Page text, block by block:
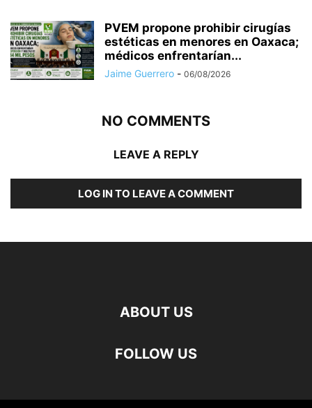
PVEM propone prohibir cirugías
estéticas en menores en Oaxaca;
médicos enfrentarían...
Jaime Guerrero - 06/08/2026
NO COMMENTS
LEAVE A REPLY
LOG IN TO LEAVE A COMMENT
ABOUT US
FOLLOW US